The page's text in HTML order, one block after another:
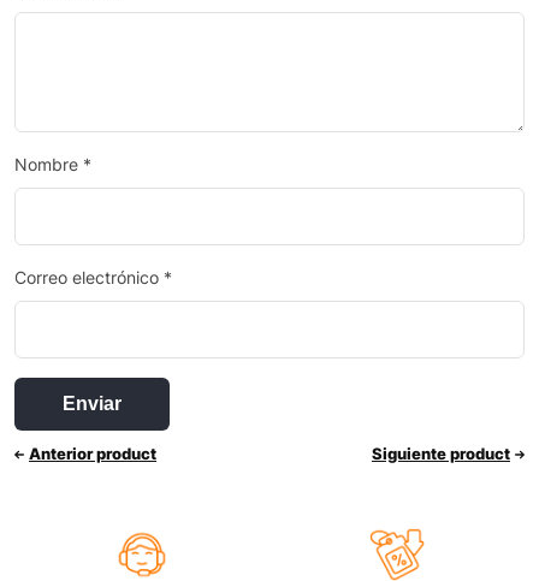
Nombre *
Correo electrónico *
Anterior product Siguiente product